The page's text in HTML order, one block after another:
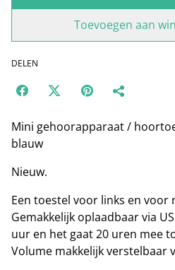
Toevoegen aan
DELEN
Mini gehoorapparaat /
blauw
Nieuw.
Een toestel voor links en voor
Gemakkelijk oplaadbaar via
uur en het gaat 20 uren mee
Volume makkelijk verstelbaar